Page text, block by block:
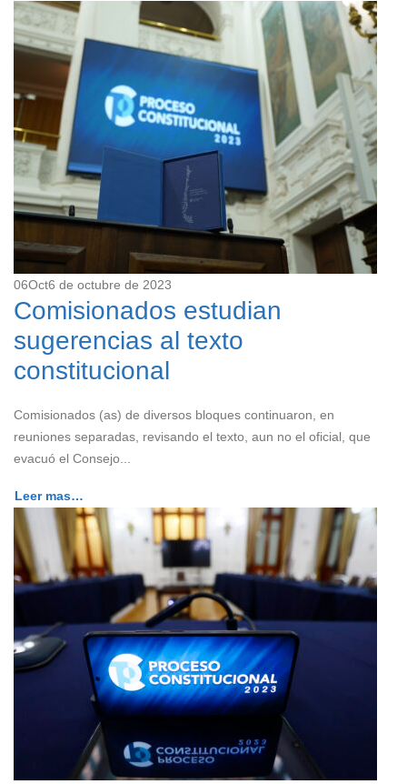
06Oct6 de octubre de 2023
Comisionados estudian
sugerencias al texto
constitucional
Comisionados (as) de diversos bloques continuaron, en
reuniones separadas, revisando el texto, aun no el oficial, que
evacuó el Consejo...
Leer mas…